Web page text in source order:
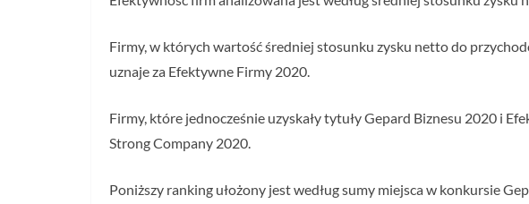
Firmy, w których wartość średniej stosunku zysku netto do
uznaje za Efektywne Firmy 2020.
Firmy, które jednocześnie uzyskały tytuły Gepard Biznesu 2020 i
Strong Company 2020.
Poniższy ranking ułożony jest według sumy miejsca w konkursie